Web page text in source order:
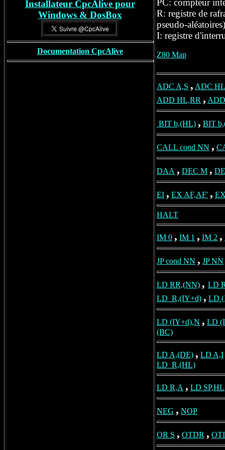
Installateur CpcAlive pour
Windows & DosBox
Documentation CpcAlive
PC: compteur
R: registre de
pseudo-
I: registre
Z80 Map
ADC A,S , ADC
ADD HL,RR ,
BIT b,(HL) , BIT
CALL cond NN ,
DAA , DEC M ,
EI , EX AF,AF' ,
HALT
IM 0 , IM 1 , IM 2 ,
JP cond NN , JP NN
LD RR,(NN) , LD
LD_R,(IY+d) , LD
LD (IY+d),N , LD
(BC)
LD A,(DE) , LD A,I
LD_R,(HL)
LD R,A , LD SP,HL
NEG , NOP
OR S , OTDR ,